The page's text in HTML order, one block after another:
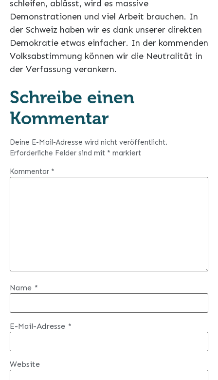
schleifen, ablässt, wird es massive
Demonstrationen und viel Arbeit brauchen. In
der Schweiz haben wir es dank unserer direkten
Demokratie etwas einfacher. In der kommenden
Volksabstimmung können wir die Neutralität in
der Verfassung verankern.
Schreibe einen
Kommentar
Deine E-Mail-Adresse wird nicht veröffentlicht.
Erforderliche Felder sind mit * markiert
Kommentar *
Name *
E-Mail-Adresse *
Website